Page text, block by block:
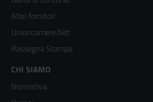
2
Albo fornitori
Unioncamere.Net
Rassegna Stampa
Footer
menù
CHI SIAMO
Normativa